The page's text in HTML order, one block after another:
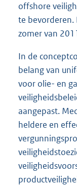
offshore
te bevorderen.
zomer van
In de
belang van
voor olie- en
aangepast.
heldere en